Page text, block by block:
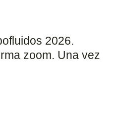
2026.
zoom. Una vez